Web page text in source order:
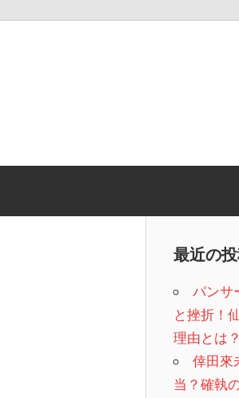
最近の
パンサ
と挫折！
理由とは？
倖田來
当？確執